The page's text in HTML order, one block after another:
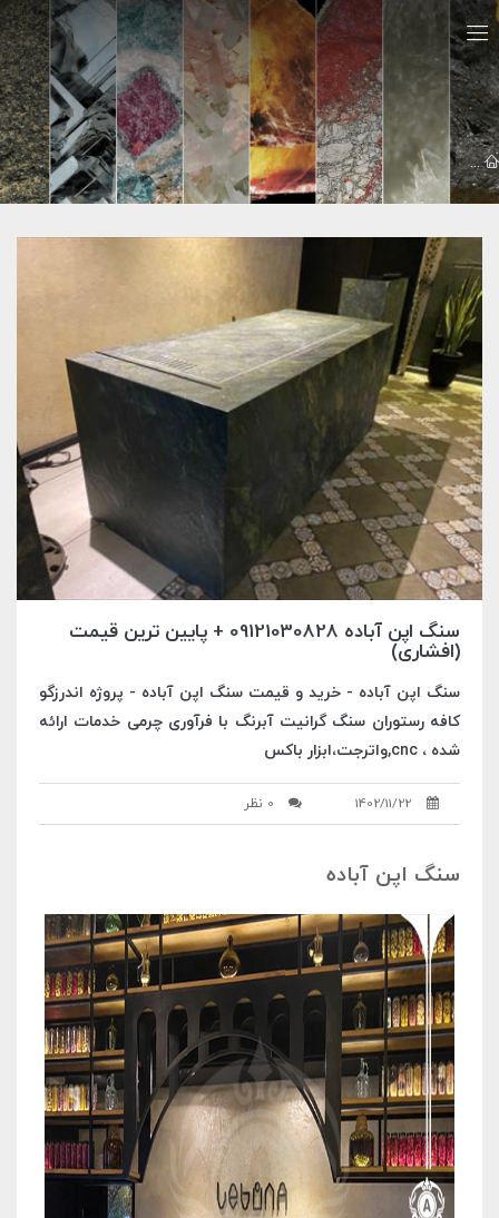
معرفي سايت ها سنگ اپن آباده 09121030828 + پایین ترین قیمت (افشاری)
سنگ اپن آباده 09121030828 + پایین ترین قیمت
(افشاری)
سنگ اپن آباده - خرید و قیمت سنگ اپن آباده - پروژه اندرزگو
کافه رستوران سنگ گرانيت آبرنگ با فرآوری چرمی خدمات ارائه
شده ، cnc,واترجت،ابزار باکس
1402/11/22 0 نظر
سنگ اپن آباده